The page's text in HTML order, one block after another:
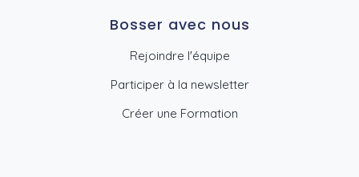
Bosser avec nous
Rejoindre l'équipe
Participer à la newsletter
Créer une Formation